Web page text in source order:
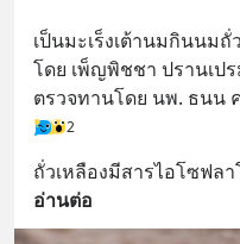
เป็นมะเร็งเต้านมกินนมถั่
โดย เพ็ญพิชชา ปรานเป
ตรวจทานโดย นพ. ธนน
2
ถั่วเหลืองมีสารไอโซฟล
อ่านต่อ